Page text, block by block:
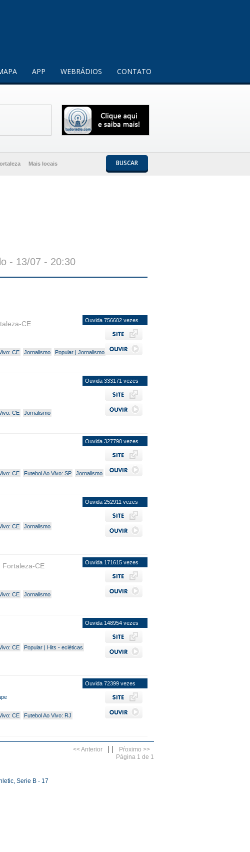
APP WEBRÁDIOS CONTATO
Mais locais BUSCAR
- 13/07 - 20:30
CE
CE Jornalismo
Popular | Jornalismo
Ouvida 756602 vezes
CE Jornalismo
Ouvida 333171 vezes
CE Futebol Ao Vivo: SP Jornalismo
Ouvida 327790 vezes
CE Jornalismo
Ouvida 252911 vezes
Fortaleza-CE
CE
Jornalismo
Ouvida 171615 vezes
CE Popular | Hits - ecléticas
Ouvida 148954 vezes
CE
Futebol Ao Vivo: RJ
Ouvida 72399 vezes
<< Anterior | |
Pŕoximo >>
Página 1 de 1
Serie B - 17